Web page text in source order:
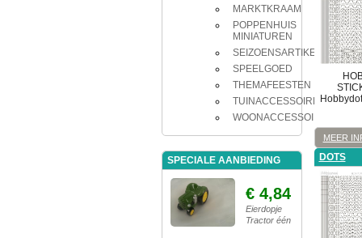
MARKTKRAAM
POPPENHUIS
MINIATUREN
SEIZOENSARTIKELEN
SPEELGOED
THEMAFEESTEN
TUINACCESSOIRES
WOONACCESSOIRES
SPECIALE AANBIEDING
€ 4,84
Eierdopje
Tractor één
MEER
DOTS